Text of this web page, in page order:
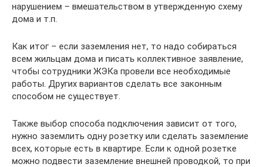
нарушением – вмешательством в утвержденную схему
дома и т.п.
Как итог – если заземления нет, то надо собираться
всем жильцам дома и писать коллективное заявление,
чтобы сотрудники ЖЭКа провели все необходимые
работы. Других вариантов сделать все законным
способом не существует.
Также выбор способа подключения зависит от того,
нужно заземлить одну розетку или сделать заземление
всех, которые есть в квартире. Если к одной розетке
можно подвести заземление внешней проводкой, то при